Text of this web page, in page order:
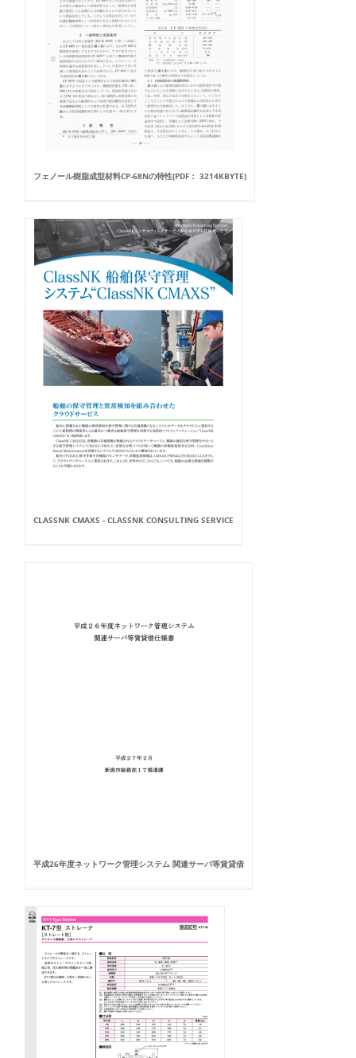
フェノール樹脂成型材料CP-68Nの特性(PDF： 3214KBYTE)
CLASSNK CMAXS - CLASSNK CONSULTING SERVICE
平成26年度ネットワーク管理システム 関連サーバ等賃貸借